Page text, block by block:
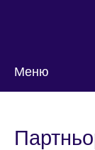
Меню